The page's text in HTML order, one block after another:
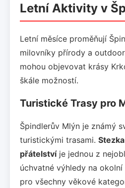
Letní Aktivity v
Letní měsíce proměňují
milovníky přírody a
mohou objevovat krásy
škále možností.
Turistické Trasy pro
Špindlerův Mlýn je známý
turistickými trasami.
přátelstvíje jednou z
úchvatné výhledy na
pro všechny věkové